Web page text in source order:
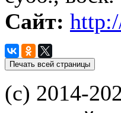
Сайт:
(с) 2014-